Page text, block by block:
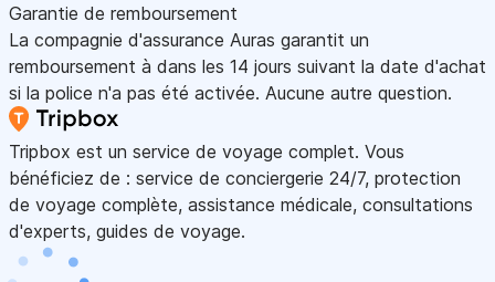
Garantie de remboursement
La compagnie d'assurance Auras garantit un
remboursement à dans les 14 jours suivant la date d'achat
si la police n'a pas été activée. Aucune autre question.
Tripbox est un service de voyage complet. Vous
bénéficiez de : service de conciergerie 24/7, protection
de voyage complète, assistance médicale, consultations
d'experts, guides de voyage.